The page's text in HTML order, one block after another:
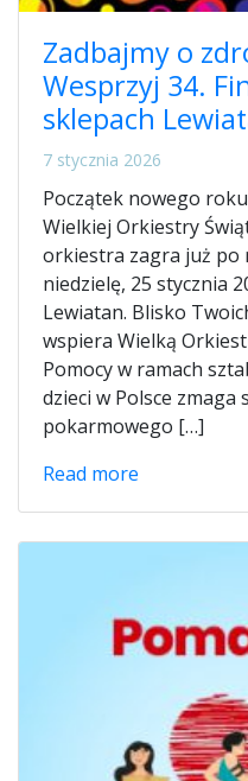
Zadbajmy o
Wesprzyj 34.
sklepach
7 stycznia 2026
Początek nowego
Wielkiej Orkiestry
orkiestra zagra już po
niedzielę, 25 stycznia
Lewiatan. Blisko
wspiera Wielką
Pomocy w ramach
dzieci w Polsce zmaga
pokarmowego […]
Read more